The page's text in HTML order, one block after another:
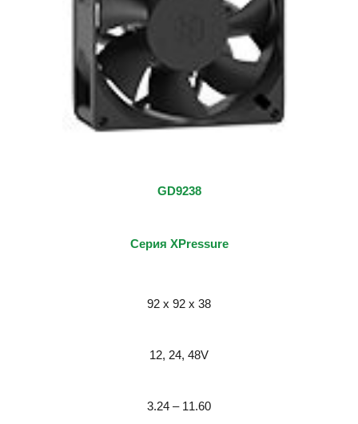
GD9238
Серия XPressure
92 x 92 x 38
12, 24, 48V
3.24 – 11.60